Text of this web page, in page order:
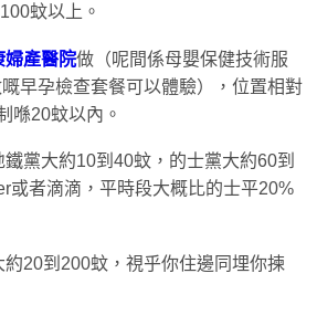
蚊以上。
婦產醫院做（呢間係母嬰保健技術服
早孕檢查套餐可以體驗），位置相對
喺20蚊以內。
黨大約10到40蚊，的士黨大約60到
或者滴滴，平時段大概比的士平20%
20到200蚊，視乎你住邊同埋你揀